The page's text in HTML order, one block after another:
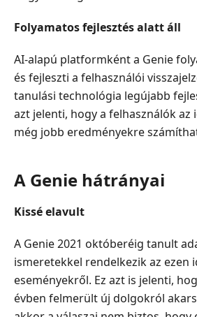
Folyamatos fejlesztés alatt áll
AI-alapú platformként a Genie
és fejleszti a felhasználói
tanulási technológia legújabb
azt jelenti, hogy a felhasználók az
még jobb eredményekre
A Genie hátrányai
Kissé elavult
A Genie 2021 októberéig tanult
ismeretekkel rendelkezik az ezen
eseményekről. Ez azt is jelenti,
évben felmerült új dolgokról